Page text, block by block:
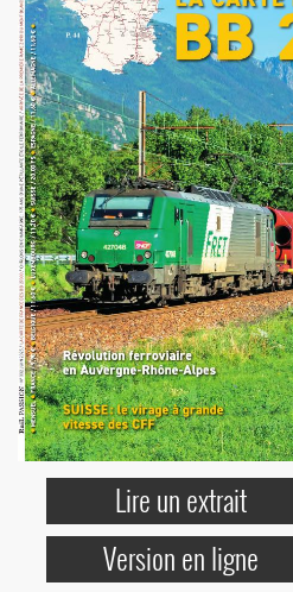
Lire un extrait
Version en ligne